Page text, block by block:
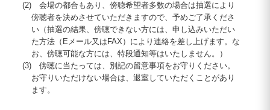
(2)会場の都合もあり、傍聴希望者多数の場合は抽選により
傍聴者を決めさせていただきますので、予めご了承くださ
い（抽選の結果、傍聴できない方には、申し込みいただい
た方法（Eメール又は FAX）により連絡を差し上げます。な
お、傍聴可能な方には、特段通知等はいたしません。）
(3)傍聴に当たっては、別記の留意事項をお守りください。
お守りいただけない場合は、退室していただくことがあり
ます。